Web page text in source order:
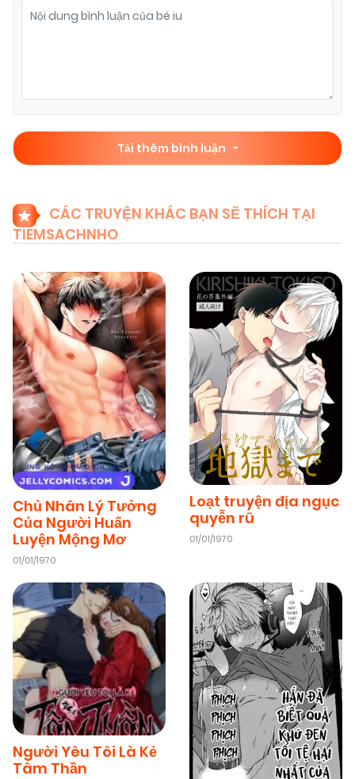
Chapter 2(VIP) 07/11/2025
Tải thêm bình luận
CÁC TRUYỆN KHÁC BẠN SẼ THÍCH TẠI
TIEMSACHNHO
Chủ Nhân Lý Tưởng
Của Người Huấn
Luyện Mộng Mơ
01/01/1970
Loạt truyện địa ngục
quyễn rũ
01/01/1970
Người Yêu Tôi Là Kẻ
Tâm Thần